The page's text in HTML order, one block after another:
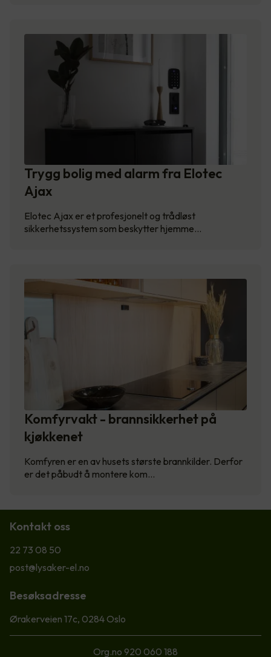
Trygg bolig med alarm fra Elotec
Ajax
Elotec Ajax er et profesjonelt og trådløst
sikkerhetssystem som beskytter hjemme…
Komfyrvakt - brannsikkerhet på
kjøkkenet
Komfyren er en av husets største brannkilder. Derfor
er det påbudt å montere kom…
Kontakt oss
22 73 08 50
post@lysaker-el.no
Besøksadresse
Ørakerveien 17c, 0284 Oslo
Org.no 920 060 188